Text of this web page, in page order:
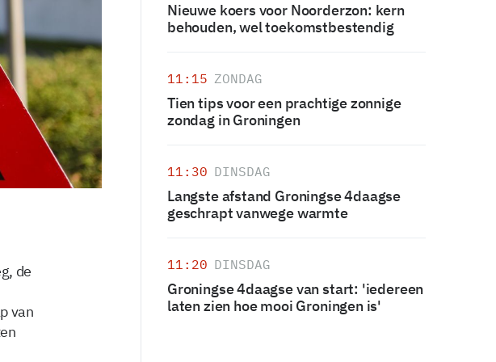
de
van
Nieuwe koers voor Noorderzon: kern
behouden, wel toekomstbestendig
11:15 ZONDAG
Tien tips voor een prachtige zonnige
zondag in Groningen
11:30 DINSDAG
Langste afstand Groningse 4daagse
geschrapt vanwege warmte
11:20 DINSDAG
Groningse 4daagse van start: 'iedereen
laten zien hoe mooi Groningen is'